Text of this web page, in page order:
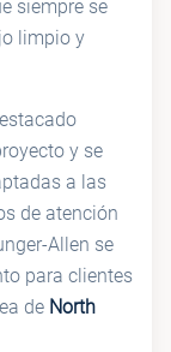
siempre se
limpio y
y se
a las
de atención
Allen se
para clientes
de North